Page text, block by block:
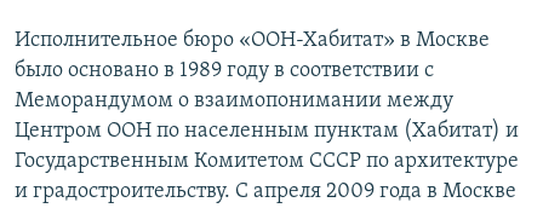
Исполнительное бюро «ООН-Хабитат» в Москве
было основано в 1989 году в соответствии с
Меморандумом о взаимопонимании между
Центром ООН по населенным пунктам (Хабитат) и
Государственным Комитетом СССР по архитектуре
и градостроительству. С апреля 2009 года в Москве